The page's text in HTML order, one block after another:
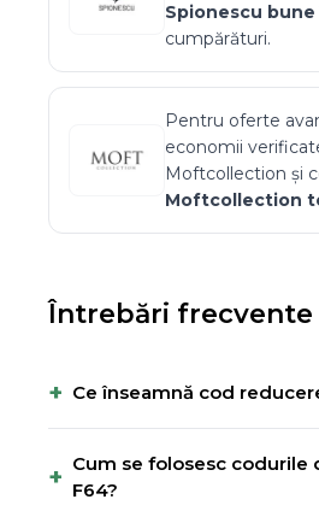
Spionescu bune
cumpărături.
Pentru oferte
economii
Moftcollection și
Moftcollection
Întrebări frecvente
+ Ce înseamnă cod
+ Cum se folosesc codurile
F64?